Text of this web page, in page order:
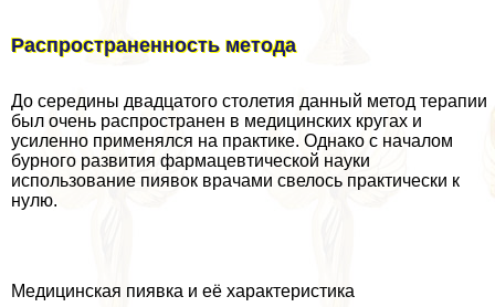
Распространенность метода
До середины двадцатого столетия данный метод терапии
был очень распространен в медицинских кругах и
усиленно применялся на пpaктике. Однако с началом
бурного развития фармацевтической науки
использование пиявок врачами свелось пpaктически к
нулю.
Медицинская пиявка и её хаpaктеристика